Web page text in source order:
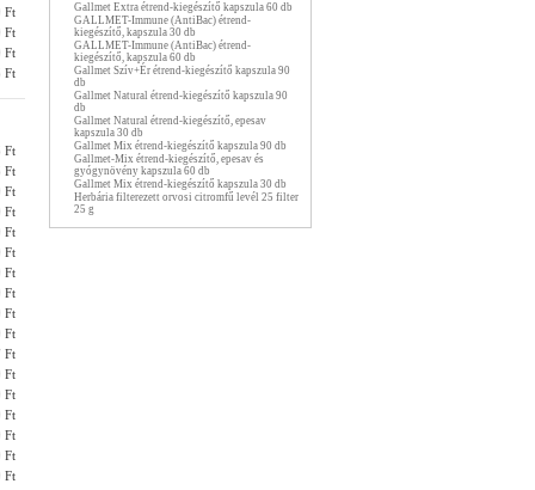
Ft
Ft
Ft
Ft
Ft
Ft
Ft
Ft
Ft
Ft
Ft
Ft
Ft
Ft
Ft
Ft
Ft
Ft
Ft
Ft
Ft
Gallmet Extra étrend-kiegészítő kapszula 60 db
GALLMET-Immune (AntiBac) étrend-
kiegészítő, kapszula 30 db
GALLMET-Immune (AntiBac) étrend-
kiegészítő, kapszula 60 db
Gallmet Szív+Ér étrend-kiegészítő kapszula 90
db
Gallmet Natural étrend-kiegészítő kapszula 90
db
Gallmet Natural étrend-kiegészítő, epesav
kapszula 30 db
Gallmet Mix étrend-kiegészítő kapszula 90 db
Gallmet-Mix étrend-kiegészítő, epesav és
gyógynövény kapszula 60 db
Gallmet Mix étrend-kiegészítő kapszula 30 db
Herbária filterezett orvosi citromfű levél 25 filter
25 g